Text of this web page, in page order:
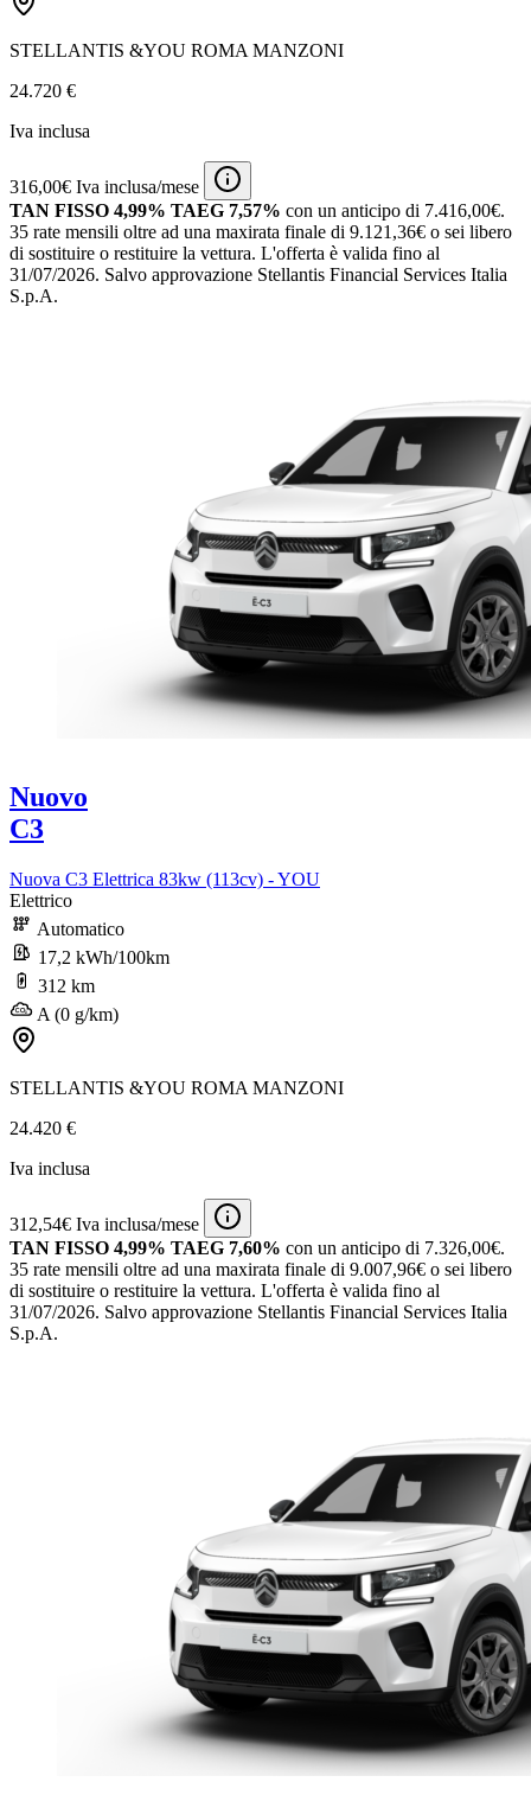
STELLANTIS &YOU ROMA MANZONI
24.720 €
Iva inclusa
316,00€ Iva inclusa/mese
TAN FISSO 4,99% TAEG 7,57% con un anticipo di 7.416,00€.
35 rate mensili oltre ad una maxirata finale di 9.121,36€ o sei libero
di sostituire o restituire la vettura. L'offerta è valida fino al
31/07/2026. Salvo approvazione Stellantis Financial Services Italia
S.p.A.
Nuovo
C3
Nuova C3 Elettrica 83kw (113cv) - YOU
Elettrico
Automatico
17,2 kWh/100km
312 km
A (0 g/km)
STELLANTIS &YOU ROMA MANZONI
24.420 €
Iva inclusa
312,54€ Iva inclusa/mese
TAN FISSO 4,99% TAEG 7,60% con un anticipo di 7.326,00€.
35 rate mensili oltre ad una maxirata finale di 9.007,96€ o sei libero
di sostituire o restituire la vettura. L'offerta è valida fino al
31/07/2026. Salvo approvazione Stellantis Financial Services Italia
S.p.A.